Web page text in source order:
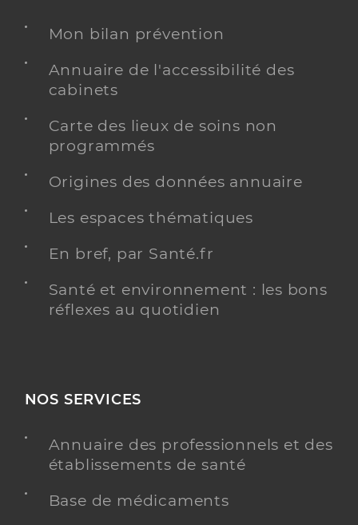
Mon bilan prévention
Annuaire de l'accessibilité des
cabinets
Carte des lieux de soins non
programmés
Origines des données annuaire
Les espaces thématiques
En bref, par Santé.fr
Santé et environnement : les bons
réflexes au quotidien
NOS SERVICES
Annuaire des professionnels et des
établissements de santé
Base de médicaments